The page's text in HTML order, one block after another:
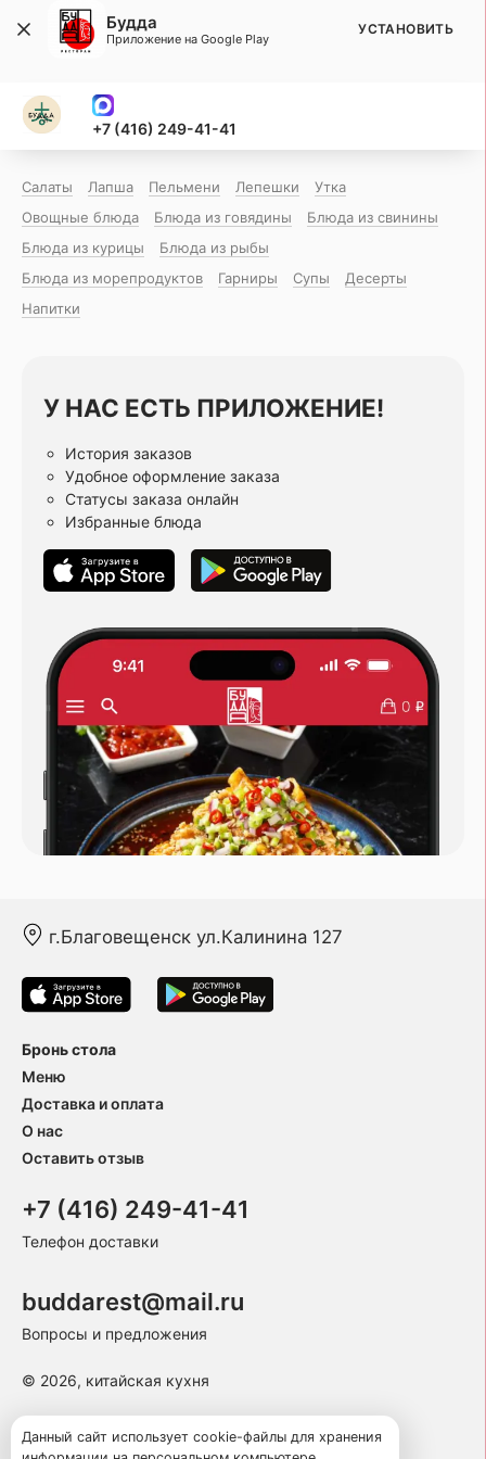
+7 (416) 249-41-41
Салаты Лапша Пельмени Лепешки
Утка
Овощные блюда
Блюда из говядины
Блюда из свинины
Блюда из курицы
Блюда из рыбы
Блюда из морепродуктов
Гарниры Супы
Десерты
Напитки
У НАС ЕСТЬ ПРИЛОЖЕНИЕ!
История заказов
Удобное оформление заказа
Статусы заказа онлайн
Избранные блюда
г.Благовещенск ул.Калинина 127
Бронь стола
Меню
Доставка и оплата
О нас
Оставить отзыв
+7 (416) 249-41-41
Телефон доставки
buddarest@mail.ru
Вопросы и предложения
© 2026, китайская кухня
Пользовательское соглашение
Данный сайт использует cookie-файлы для хранения
Будда
Приложение на Google Play
УСТАНОВИТЬ